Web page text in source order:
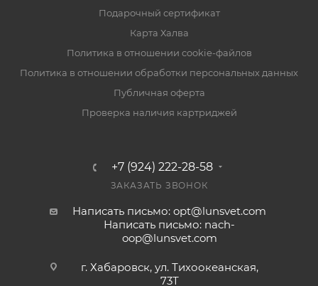
Подарочный сертификат
Карта Халва
Политика в отношении cookie-файлов
Политика в отношении обработки персональных данных
Публичная оферта
Проверка наличия картриджей
+7 (924) 222-28-58
ЗАКАЗАТЬ ЗВОНОК
Написать письмо: opt@lunsvet.com
Написать письмо: nach-
oop@lunsvet.com
г. Хабаровск, ул. Тихоокеанская,
73Т